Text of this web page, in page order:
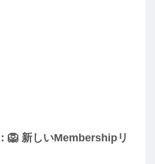
🦁 新しいMembershipリ